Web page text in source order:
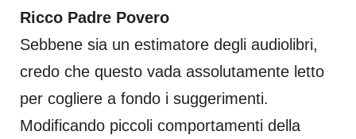
Ricco Padre Povero
Sebbene sia un estimatore degli audiolibri,
credo che questo vada assolutamente letto
per cogliere a fondo i suggerimenti.
Modificando piccoli comportamenti della